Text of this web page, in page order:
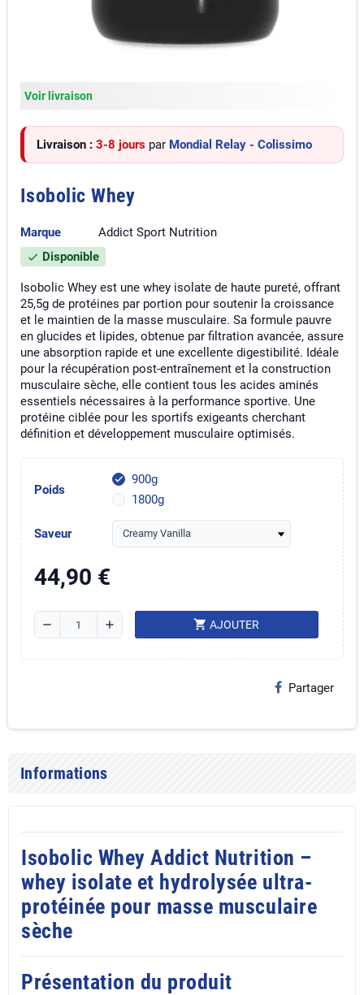
Voir livraison
Livraison : 3-8 jours par Mondial Relay - Colissimo
Isobolic Whey
Marque Addict Sport Nutrition
check Disponible
Isobolic Whey est une whey isolate de haute pureté, offrant
25,5g de protéines par portion pour soutenir la croissance
et le maintien de la masse musculaire. Sa formule pauvre
en glucides et lipides, obtenue par filtration avancée, assure
une absorption rapide et une excellente digestibilité. Idéale
pour la récupération post-entraînement et la construction
musculaire sèche, elle contient tous les acides aminés
essentiels nécessaires à la performance sportive. Une
protéine ciblée pour les sportifs exigeants cherchant
définition et développement musculaire optimisés.
Poids
check
900g
1800g
Saveur
44,90 €
remove add shopping_cart AJOUTER
Partager
Informations
Isobolic Whey Addict Nutrition –
whey isolate et hydrolysée ultra-
protéinée pour masse musculaire
sèche
Présentation du produit